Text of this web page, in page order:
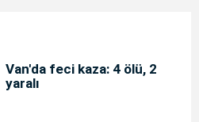
Van'da feci kaza: 4 ölü, 2
yaralı